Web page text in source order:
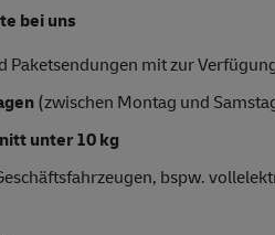
bei uns
Paketsendungen mit zur
(zwischen Montag und
unter 10 kg
bspw.